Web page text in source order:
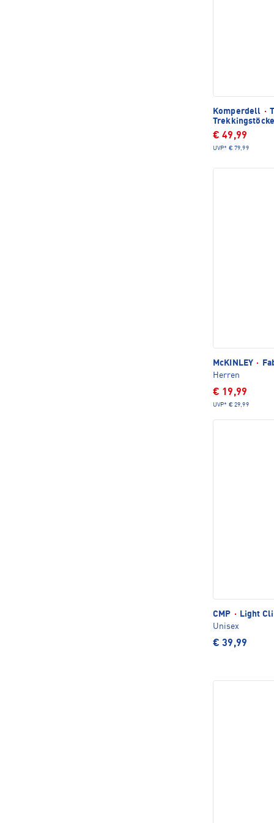
Komperdell ·
Trekkingstöcke
€ 49,99
UVP* € 79,99
McKINLEY ·
Herren
€ 19,99
UVP* € 29,99
CMP ·
Light
Unisex
€ 39,99